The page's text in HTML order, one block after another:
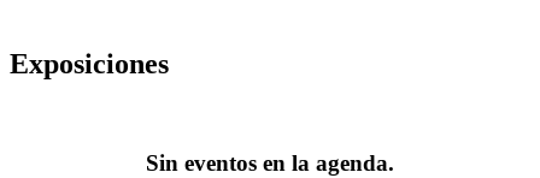
Exposiciones
Sin eventos en la agenda.